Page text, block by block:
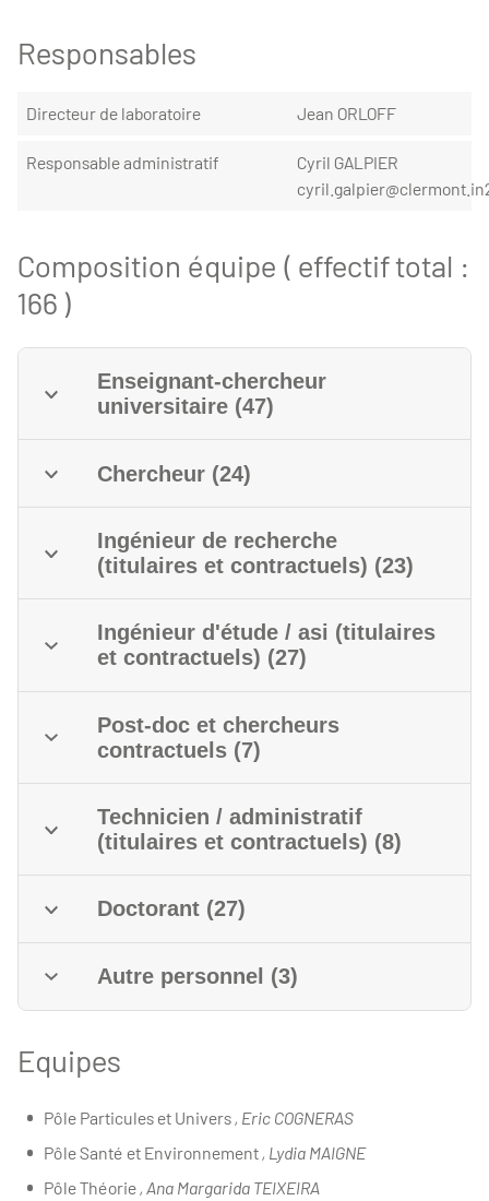
Responsables
Directeur de laboratoire Jean ORLOFF
Responsable administratif
Cyril GALPIER
Composition équipe ( effectif total :
166 )
Enseignant-chercheur
universitaire (47)
Chercheur (24)
Ingénieur de recherche
(titulaires et contractuels) (23)
Ingénieur d'étude / asi (titulaires
et contractuels) (27)
Post-doc et chercheurs
contractuels (7)
Technicien / administratif
(titulaires et contractuels) (8)
Doctorant (27)
Autre personnel (3)
Equipes
Pôle Particules et Univers , Eric COGNERAS
Pôle Santé et Environnement , Lydia MAIGNE
Pôle Théorie , Ana Margarida TEIXEIRA